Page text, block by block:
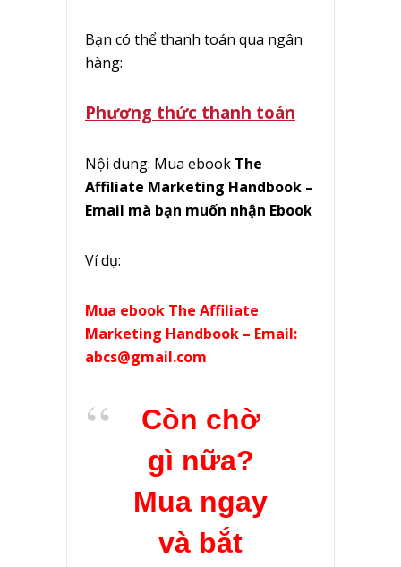
Bạn có thể thanh toán qua ngân
hàng:
Phương thức thanh toán
Nội dung: Mua ebook The
Affiliate Marketing Handbook –
Email mà bạn muốn nhận Ebook
Ví dụ:
Mua ebook The Affiliate
Marketing Handbook – Email:
abcs@gmail.com
Còn chờ
gì nữa?
Mua ngay
và bắt